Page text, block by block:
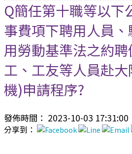
Q簡任第十職等以下
事費項下聘用人員
用勞動基準法之約
工、工友等人員赴
機)申請程序?
發佈時間： 2023-10-03 17:31:00
分享到：